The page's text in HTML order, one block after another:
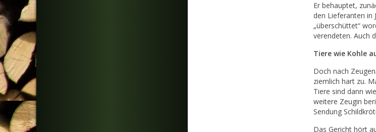
Er behauptet,
den Lieferanten in
„überschüttet“
verendeten. Auch
Tiere wie Kohle
Doch nach
ziemlich hart zu.
Tiere sind dann
weitere Zeugin
Sendung
Das Gericht hört